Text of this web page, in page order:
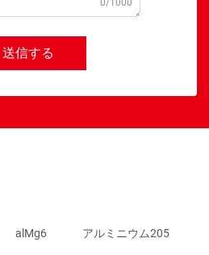
0/1000
送信する
alMg6 アルミニウム205